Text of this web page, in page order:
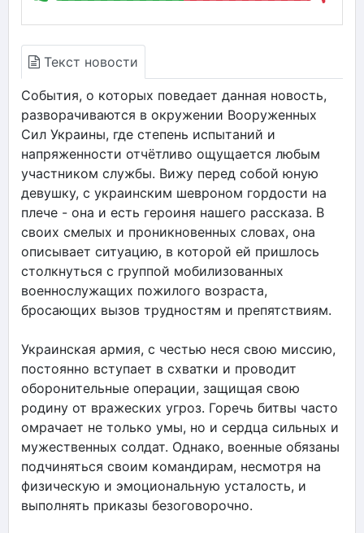
Текст новости
События, о которых поведает данная новость,
разворачиваются в окружении Вооруженных
Сил Украины, где степень испытаний и
напряженности отчётливо ощущается любым
участником службы. Вижу перед собой юную
девушку, с украинским шевроном гордости на
плече - она и есть героиня нашего рассказа. В
своих смелых и проникновенных словах, она
описывает ситуацию, в которой ей пришлось
столкнуться с группой мобилизованных
военнослужащих пожилого возраста,
бросающих вызов трудностям и препятствиям.
Украинская армия, с честью неся свою миссию,
постоянно вступает в схватки и проводит
оборонительные операции, защищая свою
родину от вражеских угроз. Горечь битвы часто
омрачает не только умы, но и сердца сильных и
мужественных солдат. Однако, военные обязаны
подчиняться своим командирам, несмотря на
физическую и эмоциональную усталость, и
выполнять приказы безоговорочно.